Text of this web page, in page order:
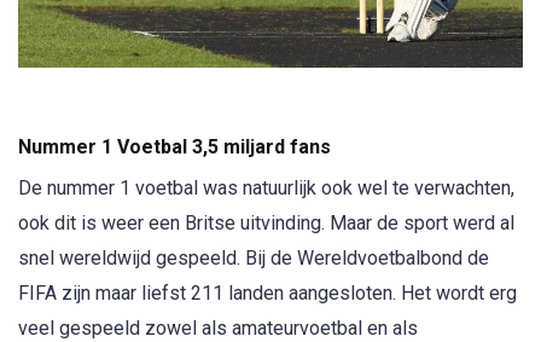
Nummer 1 Voetbal 3,5 miljard fans
De nummer 1 voetbal was natuurlijk ook wel te verwachten,
ook dit is weer een Britse uitvinding. Maar de sport werd al
snel wereldwijd gespeeld. Bij de Wereldvoetbalbond de
FIFA zijn maar liefst 211 landen aangesloten. Het wordt erg
veel gespeeld zowel als amateurvoetbal en als